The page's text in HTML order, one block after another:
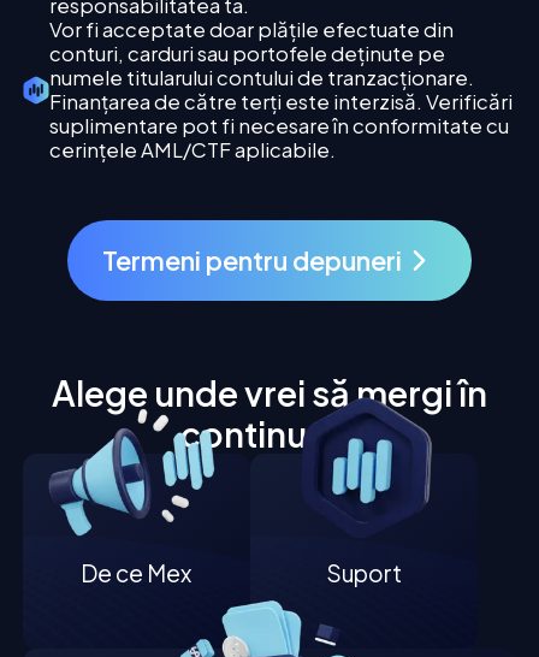
responsabilitatea ta.
Vor fi acceptate doar plățile efectuate din
conturi, carduri sau portofele deținute pe
numele titularului contului de tranzacționare.
Finanțarea de către terți este interzisă. Verificări
suplimentare pot fi necesare în conformitate cu
cerințele AML/CTF aplicabile.
Termeni pentru depuneri
Alege unde vrei să mergi în
continuare
De ce Mex Suport